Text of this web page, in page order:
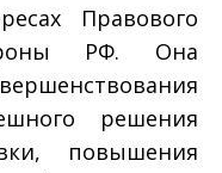
Правового
РФ. Она
решения
повышения